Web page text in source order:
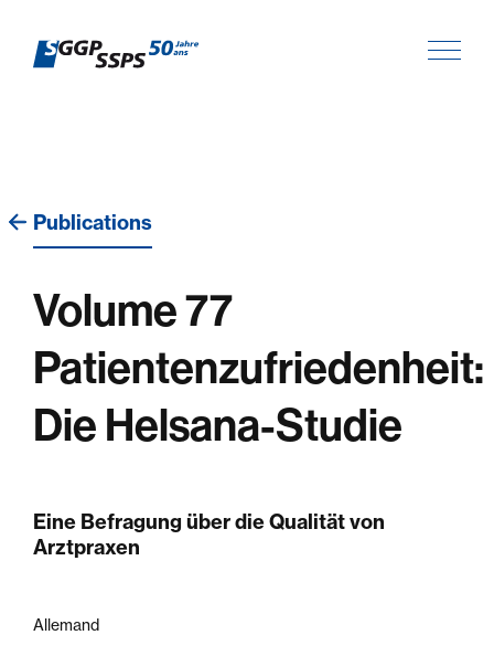
Publications
Volume 77
Patientenzufriedenheit:
Die Helsana-Studie
Eine Befragung über die Qualität von
Arztpraxen
Allemand